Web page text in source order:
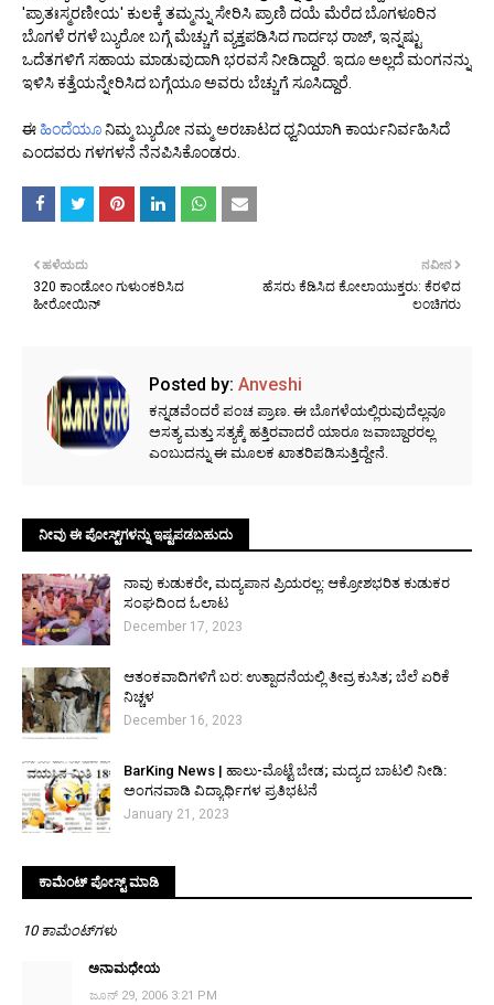
'ಪ್ರಾತಃಸ್ಮರಣೀಯ' ಕುಲಕ್ಕೆ ತಮ್ಮನ್ನು ಸೇರಿಸಿ ಪ್ರಾಣಿ ದಯೆ ಮೆರೆದ ಬೊಗಳೂರಿನ
ಬೊಗಳೆ ರಗಳೆ ಬ್ಯುರೋ ಬಗ್ಗೆ ಮೆಚ್ಚುಗೆ ವ್ಯಕ್ತಪಡಿಸಿದ ಗಾರ್ದಭ ರಾಜ್, ಇನ್ನಷ್ಟು
ಒದೆತಗಳಿಗೆ ಸಹಾಯ ಮಾಡುವುದಾಗಿ ಭರವಸೆ ನೀಡಿದ್ದಾರೆ. ಇದೂ ಅಲ್ಲದೆ ಮಂಗನನ್ನು
ಇಳಿಸಿ ಕತ್ತೆಯನ್ನೇರಿಸಿದ ಬಗ್ಗೆಯೂ ಅವರು ಬೆಚ್ಚುಗೆ ಸೂಸಿದ್ದಾರೆ.
ಈಹಿಂದೆಯೂನಿಮ್ಮ ಬ್ಯುರೋ ನಮ್ಮ ಅರಚಾಟದ ಧ್ವನಿಯಾಗಿ ಕಾರ್ಯನಿರ್ವಹಿಸಿದೆ
ಎಂದವರು ಗಳಗಳನೆ ನೆನಪಿಸಿಕೊಂಡರು.
ನವೀನ
ಹೆಸರು ಕೆಡಿಸಿದ ಕೋಲಾಯುಕ್ತರು: ಕೆರಳಿದ
ಲಂಚಿಗರು
ಹಳೆಯದು
320 ಕಾಂಡೋಂ ಗುಳುಂಕರಿಸಿದ
ಹೀರೋಯಿನ್
Posted by: Anveshi
ಕನ್ನಡವೆಂದರೆ ಪಂಚ ಪ್ರಾಣ. ಈ ಬೊಗಳೆಯಲ್ಲಿರುವುದೆಲ್ಲವೂ
ಅಸತ್ಯ ಮತ್ತು ಸತ್ಯಕ್ಕೆ ಹತ್ತಿರವಾದರೆ ಯಾರೂ ಜವಾಬ್ದಾರರಲ್ಲ
ಎಂಬುದನ್ನು ಈ ಮೂಲಕ ಖಾತರಿಪಡಿಸುತ್ತಿದ್ದೇನೆ.
ನೀವು ಈ ಪೋಸ್ಟ್‌ಗಳನ್ನು ಇಷ್ಟಪಡಬಹುದು
ನಾವು ಕುಡುಕರೇ, ಮದ್ಯಪಾನ ಪ್ರಿಯರಲ್ಲ: ಆಕ್ರೋಶಭರಿತ ಕುಡುಕರ
ಸಂಘದಿಂದ ಓಲಾಟ
December 17, 2023
ಆತಂಕವಾದಿಗಳಿಗೆ ಬರ: ಉತ್ಪಾದನೆಯಲ್ಲಿ ತೀವ್ರ ಕುಸಿತ; ಬೆಲೆ ಏರಿಕೆ
ನಿಚ್ಚಳ
December 16, 2023
BarKing News | ಹಾಲು-ಮೊಟ್ಟೆ ಬೇಡ; ಮದ್ಯದ ಬಾಟಲಿ ನೀಡಿ:
ಅಂಗನವಾಡಿ ವಿದ್ಯಾರ್ಥಿಗಳ ಪ್ರತಿಭಟನೆ
January 21, 2023
ಕಾಮೆಂಟ್‌‌ ಪೋಸ್ಟ್‌ ಮಾಡಿ
10 ಕಾಮೆಂಟ್‌ಗಳು
ಅನಾಮಧೇಯ
ಜೂನ್ 29, 2006 3:21 PM